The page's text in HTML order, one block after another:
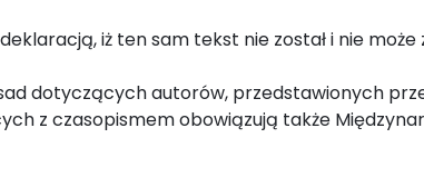
iż ten sam tekst nie został i nie może
dotyczących autorów, przedstawionych
z czasopismem obowiązują także